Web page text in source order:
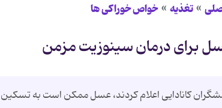
تغذیه خواص خوراكی ها
برای درمان سینوزیت مزمن
کانادایی اعلام کردند، عسل ممکن است به